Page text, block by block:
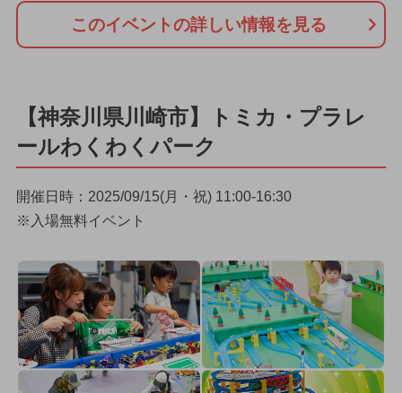
このイベントの詳しい情報を見る
【神奈川県川崎市】トミカ・プラレ
ールわくわくパーク
開催日時：2025/09/15(月・祝) 11:00-16:30
※入場無料イベント